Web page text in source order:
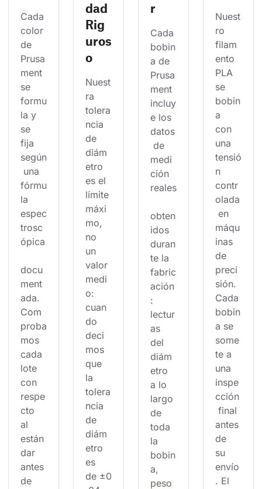
Cada
color
de
Prusa
ment
se
formu
la y
se
fija
según
una
fórmu
la
espec
trosc
ópica
docu
ment
ada.
Com
proba
mos
cada
lote
con
respe
cto
al
están
dar
antes
de
dad
Rig
uros
o
Nuest
ra
tolera
ncia
de
diám
etro
es el
límite
máxi
mo,
no
un
valor
medi
o:
cuan
do
deci
mos
que
la
tolera
ncia
de
diám
etro
es
de ±0
r
Cada
bobin
a de
Prusa
ment
incluy
e los
datos
de
medi
ción
reales
obten
idos
duran
te la
fabric
ación
:
lectur
as
del
diám
etro
a lo
largo
de
toda
la
bobin
a,
peso
Nuest
ro
filam
ento
PLA
se
bobin
a
con
una
tensió
n
contr
olada
en
máqu
inas
de
preci
sión.
Cada
bobin
a se
some
te a
una
inspe
cción
final
antes
de
su
envío
. El